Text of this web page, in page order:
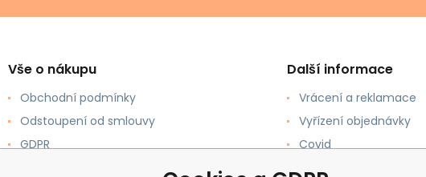
Vše o nákupu
Obchodní podmínky
Odstoupení od smlouvy
GDPR
Další informace
Vrácení a reklamace
Vyřízení objednávky
Covid